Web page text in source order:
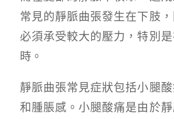
常見的靜脈曲張發生在下肢
必須承受較大的壓力，特別
時。
靜脈曲張常見症狀包括小腿
和腫脹感。小腿酸痛是由於